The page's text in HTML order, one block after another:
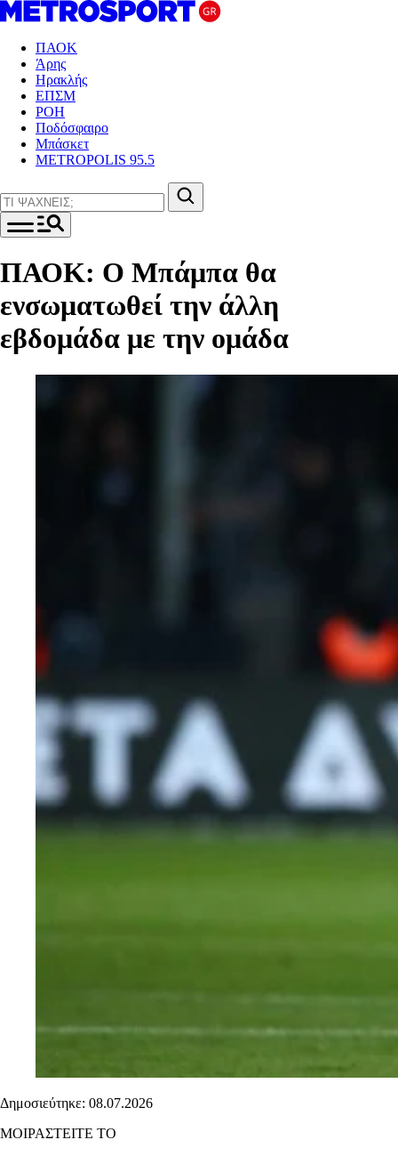
ΠΑΟΚ
Άρης
Ηρακλής
ΕΠΣΜ
ΡΟΗ
Ποδόσφαιρο
Μπάσκετ
METROPOLIS 95.5
ΠΑΟΚ: Ο Μπάμπα θα
ενσωματωθεί την άλλη
εβδομάδα με την ομάδα
Δημοσιεύτηκε: 08.07.2026
ΜΟΙΡΑΣΤΕΙΤΕ ΤΟ